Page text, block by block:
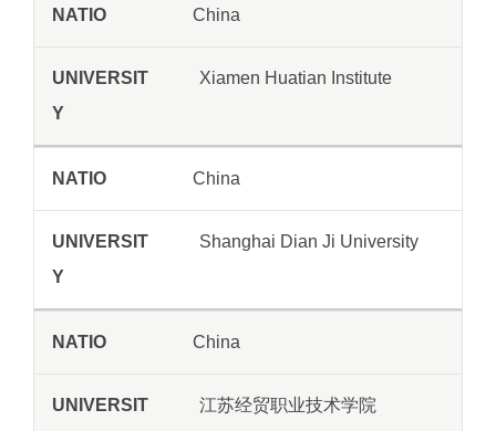
China
Xiamen Huatian Institute
China
Shanghai Dian Ji University
China
江苏经贸职业技术学院